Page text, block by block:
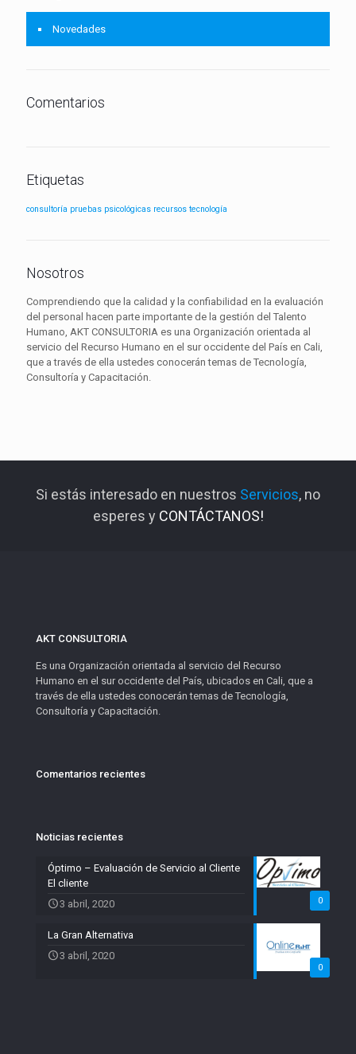
Novedades
Comentarios
Etiquetas
consultoría pruebas psicológicas recursos tecnología
Nosotros
Comprendiendo que la calidad y la confiabilidad en la evaluación
del personal hacen parte importante de la gestión del Talento
Humano, AKT CONSULTORIA es una Organización orientada al
servicio del Recurso Humano en el sur occidente del País en Cali,
que a través de ella ustedes conocerán temas de Tecnología,
Consultoría y Capacitación.
Si estás interesado en nuestros Servicios, no
esperes y CONTÁCTANOS!
AKT CONSULTORIA
Es una Organización orientada al servicio del Recurso
Humano en el sur occidente del País, ubicados en Cali, que a
través de ella ustedes conocerán temas de Tecnología,
Consultoría y Capacitación.
Comentarios recientes
Noticias recientes
0
Óptimo – Evaluación de Servicio al Cliente
El cliente
3 abril, 2020
0
La Gran Alternativa
3 abril, 2020